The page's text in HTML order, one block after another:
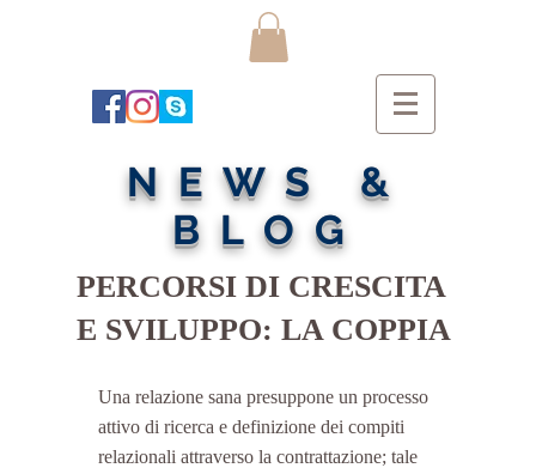
NEWS &
BLOG
PERCORSI DI CRESCITA
E SVILUPPO: LA COPPIA
Una relazione sana presuppone un processo
attivo di ricerca e definizione dei compiti
relazionali attraverso la contrattazione; tale